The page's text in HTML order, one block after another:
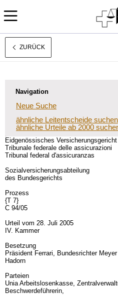
Français
ZURÜCK
Navigation
Neue Suche
ähnliche Leitentscheide suchen
ähnliche Urteile ab 2000
Eidgenössisches Versicherungsgericht
Tribunale federale delle assicurazioni
Tribunal federal d'assicuranzas
Sozialversicherungsabteilung
des Bundesgerichts
Prozess
{T 7}
C 94/05
Urteil vom 28. Juli 2005
IV. Kammer
Besetzung
Präsident Ferrari, Bundesrichter
Hadorn
Parteien
Unia Arbeitslosenkasse,
Beschwerdeführerin,